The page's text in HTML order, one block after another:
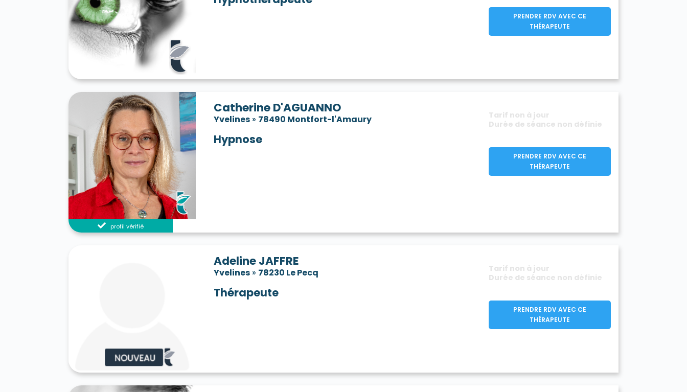
PRENDRE RDV AVEC CE
THÉRAPEUTE
profil vérifié
Catherine D'AGUANNO
Yvelines » 78490 Montfort-l'Amaury
Hypnose
Tarif non à jour
Durée de séance non définie
PRENDRE RDV AVEC CE
THÉRAPEUTE
Adeline JAFFRE
Yvelines » 78230 Le Pecq
Thérapeute
Tarif non à jour
Durée de séance non définie
PRENDRE RDV AVEC CE
THÉRAPEUTE